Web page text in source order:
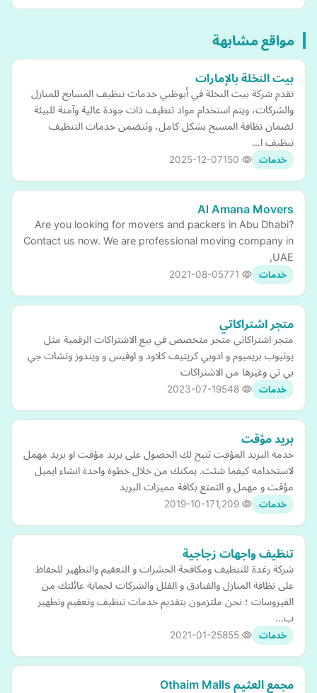
مواقع مشابهة
بيت النخلة بالإمارات
تقدم شركة بيت النخلة في أبوظبي خدمات تنظيف المسابح للمنازل
والشركات، ويتم استخدام مواد تنظيف ذات جودة عالية وآمنة للبيئة
لضمان نظافة المسبح بشكل كامل، وتتضمن خدمات التنظيف
تنظيف ا…
خدمات 2025-12-07
Al Amana Movers
Are you looking for movers and packers in Abu Dhabi?
Contact us now. We are professional moving company in
UAE,
خدمات 2021-08-05
متجر اشتراكاتي
متجر اشتراكاتي متجر متخصص في بيع الاشتراكات الرقمية مثل
يوتيوب بريميوم و ادوبي كريتيف كلاود و اوفيس و ويندوز وتشات جي
بي تي وغيرها من الاشتراكات
خدمات 2023-07-19
بريد مؤقت
خدمة البريد المؤقت تتيح لك الحصول على بريد مؤقت او بريد مهمل
لاستخدامه كيفما شئت. يمكنك من خلال خطوة واحدة انشاء ايميل
مؤقت و مهمل و التمتع بكافة مميزات البريد
خدمات 2019-10-17
تنظيف واجهات زجاجية
شركة رغدة للتنظيف ومكافحة الحشرات و التعقيم والتطهير للحفاظ
على نظافة المنازل والفنادق و الفلل والشركات لحماية عائلتك من
الفيروسات ؛ نحن ملتزمون بتقديم خدمات تنظيف وتعقيم وتطهير
ب…
خدمات 2021-01-25
مجمع العثيم Othaim Malls